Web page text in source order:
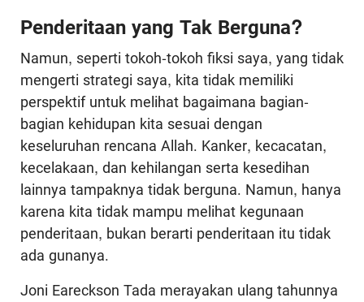
Penderitaan yang Tak Berguna?
Namun, seperti tokoh-tokoh fiksi saya, yang tidak
mengerti strategi saya, kita tidak memiliki
perspektif untuk melihat bagaimana bagian-
bagian kehidupan kita sesuai dengan
keseluruhan rencana Allah. Kanker, kecacatan,
kecelakaan, dan kehilangan serta kesedihan
lainnya tampaknya tidak berguna. Namun, hanya
karena kita tidak mampu melihat kegunaan
penderitaan, bukan berarti penderitaan itu tidak
ada gunanya.
Joni Eareckson Tada merayakan ulang tahunnya